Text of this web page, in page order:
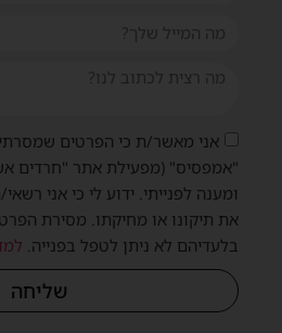
אני מאשר/ת כי הפרטים
"אמפסיס" (מפעילת אתר "חרדים
ומענה לפנייתי. ידוע לי כי אני
את תיקונו או מחיקתו. מסירת
בלעדיהם לא ניתן לטפל בפנייה.
שליחה